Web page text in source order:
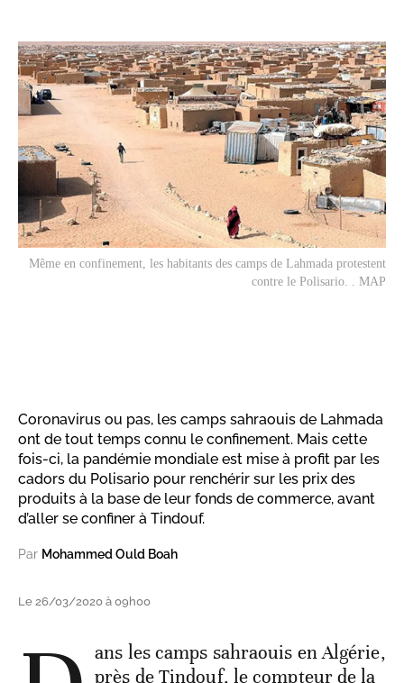
Même en confinement, les habitants des camps de Lahmada protestent
contre le Polisario. . MAP
Coronavirus ou pas, les camps sahraouis de Lahmada
ont de tout temps connu le confinement. Mais cette
fois-ci, la pandémie mondiale est mise à profit par les
cadors du Polisario pour renchérir sur les prix des
produits à la base de leur fonds de commerce, avant
d’aller se confiner à Tindouf.
Par Mohammed Ould Boah
Le 26/03/2020 à 09h00
ans les camps sahraouis en Algérie,
près de Tindouf, le compteur de la